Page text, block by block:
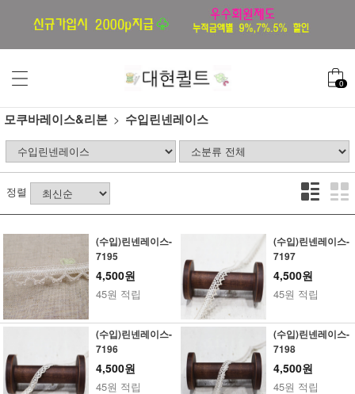
0
모쿠바레이스&리본 수입린넨레이스
정렬
(수입)린넨레이스-
7195
4,500원
45원 적립
(수입)린넨레이스-
7197
4,500원
45원 적립
(수입)린넨레이스-
7196
4,500원
45원 적립
(수입)린넨레이스-
7198
4,500원
45원 적립